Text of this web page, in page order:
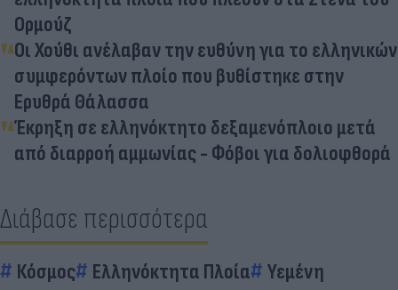
Ορμούζ
Οι Χούθι ανέλαβαν την ευθύνη για το ελληνικών
συμφερόντων πλοίο που βυθίστηκε στην
Ερυθρά Θάλασσα
Έκρηξη σε ελληνόκτητο δεξαμενόπλοιο μετά
από διαρροή αμμωνίας - Φόβοι για δολιοφθορά
Διάβασε περισσότερα
Κόσμος Ελληνόκτητα Πλοία Υεμένη